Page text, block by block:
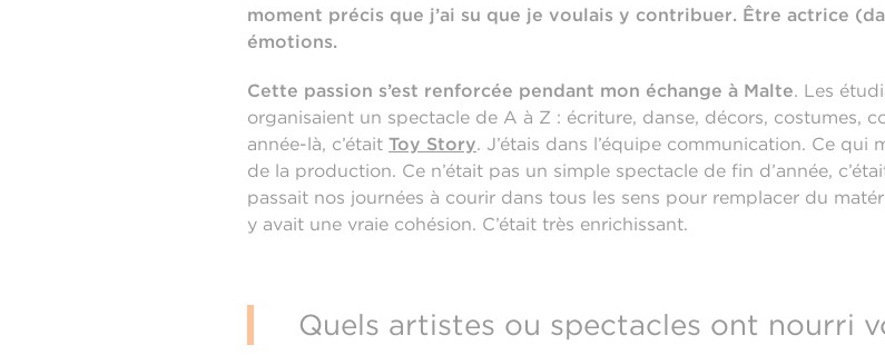
moment précis que j’ai su que je voulais y contribuer. Être actrice
émotions.
Cette passion s’est renforcée pendant mon échange à Malte. Les
organisaient un spectacle de A à Z : écriture, danse, décors, costumes,
année-là, c’était Toy Story. J’étais dans l’équipe communication. Ce qui
de la production. Ce n’était pas un simple spectacle de fin d’année,
passait nos journées à courir dans tous les sens pour remplacer du
y avait une vraie cohésion. C’était très enrichissant.
Quels artistes ou spectacles ont nourri